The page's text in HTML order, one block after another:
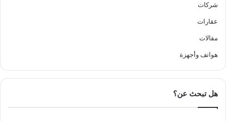
شركات
عقارات
مقالات
هواتف وأجهزة
هل تبحث عن؟